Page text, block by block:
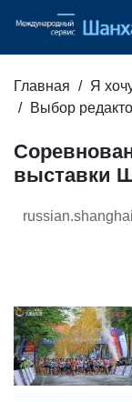
Главная Я
Выбор
выставки